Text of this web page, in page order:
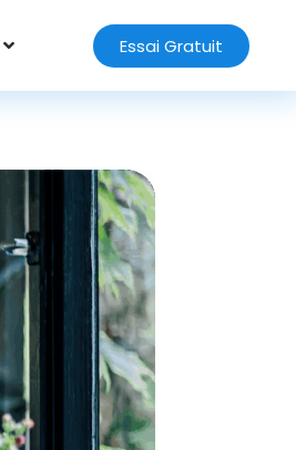
Essai Gratuit